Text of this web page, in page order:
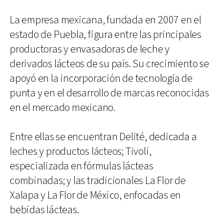
La empresa mexicana, fundada en 2007 en el
estado de Puebla, figura entre las principales
productoras y envasadoras de leche y
derivados lácteos de su país. Su crecimiento se
apoyó en la incorporación de tecnología de
punta y en el desarrollo de marcas reconocidas
en el mercado mexicano.
Entre ellas se encuentran Delité, dedicada a
leches y productos lácteos; Tivoli,
especializada en fórmulas lácteas
combinadas; y las tradicionales La Flor de
Xalapa y La Flor de México, enfocadas en
bebidas lácteas.